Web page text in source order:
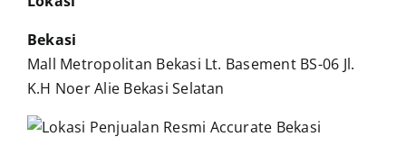
Bekasi
Mall Metropolitan Bekasi Lt. Basement BS-06 Jl.
K.H Noer Alie Bekasi Selatan